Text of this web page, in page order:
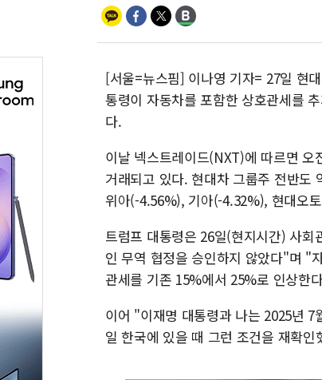
[서울=뉴스핌] 이나영 기자= 27일 현
통령이 자동차를 포함한 상호관세를
다.
이날 넥스트레이드(NXT)에 따르면
거래되고 있다. 현대차 그룹주 전반도
위아(-4.56%), 기아(-4.32%), 현대오
트럼프 대통령은 26일(현지시간) 사
인 무역 협정을 승인하지 않았다"며 "
관세를 기존 15%에서 25%로 인상한
이어 "이재명 대통령과 나는 2025년
일 한국에 있을 때 그런 조건을 재확